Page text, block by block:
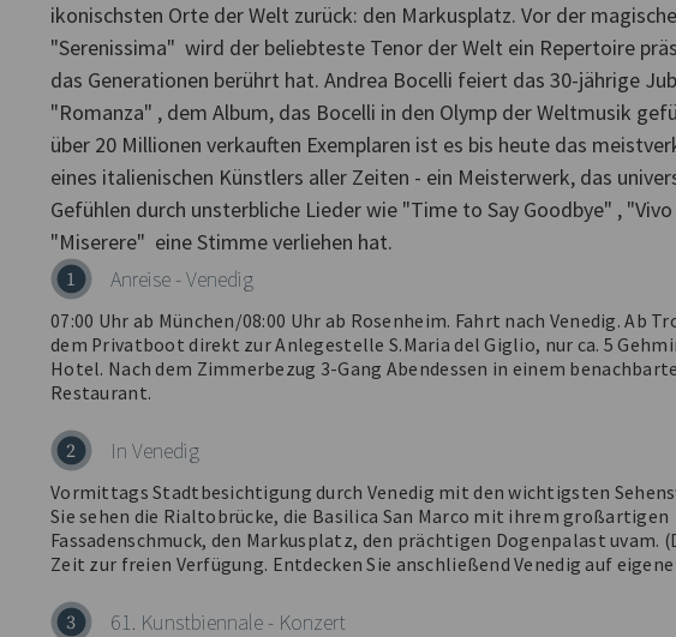
ikonischsten Orte der Welt zurück: den Markusplatz. Vor der
"Serenissima" wird der beliebteste Tenor der Welt ein Repertoire
das Generationen berührt hat. Andrea Bocelli feiert das 30-jährige
"Romanza" , dem Album, das Bocelli in den Olymp der Weltmusik
über 20 Millionen verkauften Exemplaren ist es bis heute das
eines italienischen Künstlers aller Zeiten - ein Meisterwerk, das
Gefühlen durch unsterbliche Lieder wie "Time to Say Goodbye" ,
1 Anreise - Venedig
07:00 Uhr ab München/08:00 Uhr ab Rosenheim. Fahrt nach Venedig. Ab
dem Privatboot direkt zur Anlegestelle S.Maria del Giglio, nur ca. 5
Hotel. Nach dem Zimmerbezug 3-Gang Abendessen in einem
Restaurant.
2 In Venedig
Vormittags Stadtbesichtigung durch Venedig mit den wichtigsten
Sie sehen die Rialtobrücke, die Basilica San Marco mit ihrem großartigen
Fassadenschmuck, den Markusplatz, den prächtigen Dogenpalast uvam.
Zeit zur freien Verfügung. Entdecken Sie anschließend Venedig auf eigene
3 61. Kunstbiennale - Konzert